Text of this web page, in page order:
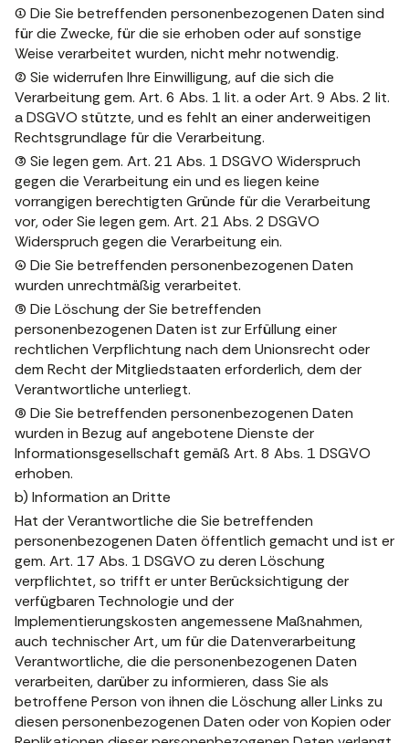
(1) Die Sie betreffenden personenbezogenen Daten sind
für die Zwecke, für die sie erhoben oder auf sonstige
Weise verarbeitet wurden, nicht mehr notwendig.
(2) Sie widerrufen Ihre Einwilligung, auf die sich die
Verarbeitung gem. Art. 6 Abs. 1 lit. a oder Art. 9 Abs. 2 lit.
a DSGVO stützte, und es fehlt an einer anderweitigen
Rechtsgrundlage für die Verarbeitung.
(3) Sie legen gem. Art. 21 Abs. 1 DSGVO Widerspruch
gegen die Verarbeitung ein und es liegen keine
vorrangigen berechtigten Gründe für die Verarbeitung
vor, oder Sie legen gem. Art. 21 Abs. 2 DSGVO
Widerspruch gegen die Verarbeitung ein.
(4) Die Sie betreffenden personenbezogenen Daten
wurden unrechtmäßig verarbeitet.
(5) Die Löschung der Sie betreffenden
personenbezogenen Daten ist zur Erfüllung einer
rechtlichen Verpflichtung nach dem Unionsrecht oder
dem Recht der Mitgliedstaaten erforderlich, dem der
Verantwortliche unterliegt.
(6) Die Sie betreffenden personenbezogenen Daten
wurden in Bezug auf angebotene Dienste der
Informationsgesellschaft gemäß Art. 8 Abs. 1 DSGVO
erhoben.
b) Information an Dritte
Hat der Verantwortliche die Sie betreffenden
personenbezogenen Daten öffentlich gemacht und ist er
gem. Art. 17 Abs. 1 DSGVO zu deren Löschung
verpflichtet, so trifft er unter Berücksichtigung der
verfügbaren Technologie und der
Implementierungskosten angemessene Maßnahmen,
auch technischer Art, um für die Datenverarbeitung
Verantwortliche, die die personenbezogenen Daten
verarbeiten, darüber zu informieren, dass Sie als
betroffene Person von ihnen die Löschung aller Links zu
diesen personenbezogenen Daten oder von Kopien oder